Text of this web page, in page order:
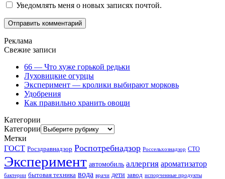
Уведомлять меня о новых записях почтой.
Реклама
Свежие записи
66 — Что хуже горькой редьки
Луховицкие огурцы
Эксперимент — кролики выбирают морковь
Удобрения
Как правильно хранить овощи
Категории
Категории
Метки
ГОСТ Росздравнадзор Роспотребнадзор Россельхознадзор СТО
Эксперимент автомобиль аллергия ароматизатор
бактерии бытовая техника вода врачи дети завод испорченные продукты